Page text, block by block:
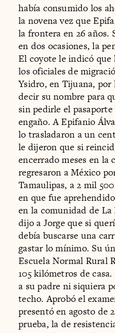
había consumido los
la novena vez que
la frontera en 26 años.
en dos ocasiones, la
El coyote le indicó que
los oficiales de
Ysidro, en Tijuana, por
decir su nombre para
sin pedirle el
engaño. A Epifanio
lo trasladaron a un
le dijeron que si
encerrado meses en la
regresaron a México
Tamaulipas, a 2 mil
en que fue
en la comunidad de
dijo a Jorge que si
debía buscarse una
gastar lo mínimo. Su
Escuela Normal Rural
105 kilómetros de
a su padre ni siquiera
techo. Aprobó el
presentó en agosto de
prueba, la de